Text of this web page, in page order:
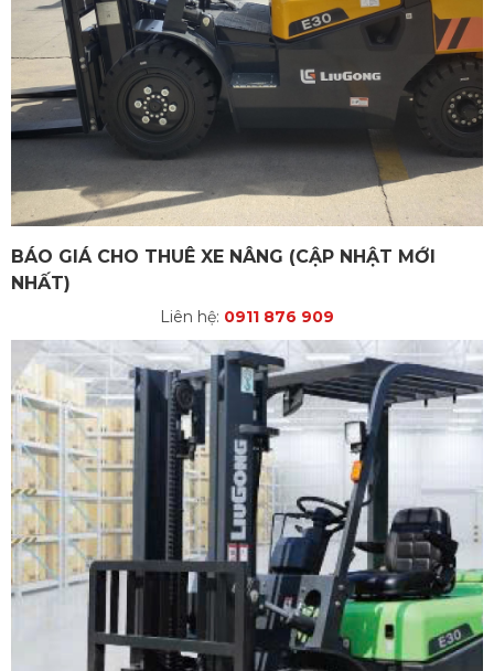
BÁO GIÁ CHO THUÊ XE NÂNG (CẬP NHẬT MỚI
NHẤT)
Liên hệ: 0911 876 909